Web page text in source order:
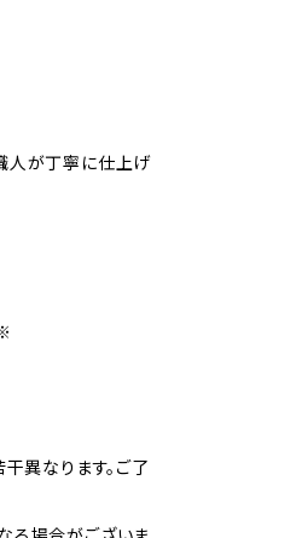
人が丁寧に仕上げ
異なります。ご了